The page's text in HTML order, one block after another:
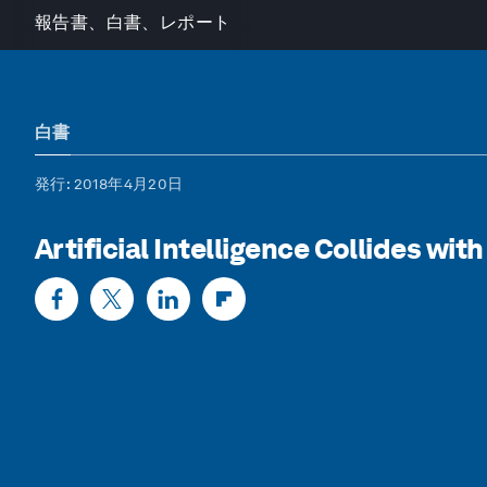
報告書、白書、レポート
白書
発行: 2018年4月20日
Artificial Intelligence Collides with